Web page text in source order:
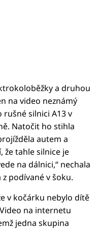
a druhou
na video neznámý
silnici A13 v
Natočit ho stihla
autem a
že tahle silnice je
na dálnici,“ nechala
podívané v šoku.
v kočárku nebylo dítě
na internetu
jedna skupina